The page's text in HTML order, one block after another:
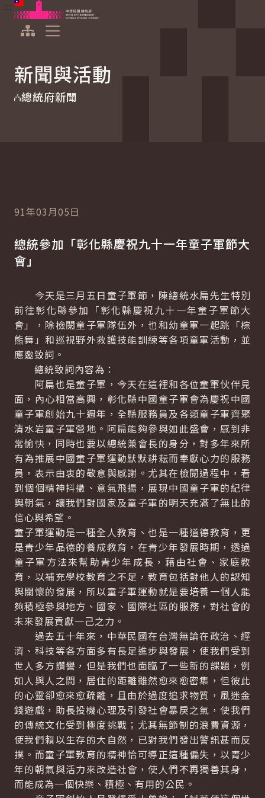
跳到主要內容
中華民國總統府
新聞與活動
總統府新聞
91年03月05日
總統參加「彰化縣慶祝九十一年童子軍節大
會」
今天是三月五日童子軍節，陳總統水扁先生特別
前往彰化縣參加「彰化縣慶祝九十一年童子軍節大
會」，除檢閱童子軍隊伍外，也和幼童軍一起跳「棕
熊舞」和巡視野外救護技能訓練等各項童軍活動，並
應邀致詞。
總統致詞內容為：
阿扁也是童子軍，今天在這裡和各位童軍伙伴見
面，內心相當高興，彰化縣中國童子軍會為慶祝中國
童子軍創始九十週年，全縣服務員及各類童子軍齊聚
清水岩童子軍營地。阿扁能夠參與如此盛會，感到非
常愉快，同時也要以總統兼會長的身分，對多年來所
有為推展中國童子軍運動默默耕耘而奉獻心力的服務
員，表示由衷的敬意與感謝。尤其在檢閱過程中，看
到個個精神抖擻、意氣飛揚，展現中國童子軍的紀律
與朝氣，讓我們對國家及童子軍的明天充滿了無比的
信心與希望。
童子軍運動是一種全人教育、也是一種道德教育，更
是青少年品德的養成教育，在青少年發展時期，透過
童子軍方法來幫助青少年成長，藉由社會、家庭教
育，以補充學校教育之不足，教育包括對他人的認知
與關懷的發展，所以童子軍運動就是要培養一個人能
夠積極參與地方、國家、國際社區的服務，對社會的
未來發展貢獻一己之力。
過去五十年來，中華民國在台灣無論在政治、經
濟、科技等各方面多有長足進步與發展，使我們受到
世人多方讚譽，但是我們也面臨了一些新的課題，例
如人與人之間，居住的距離雖然愈來愈密集，但彼此
的心靈卻愈來愈疏離，且由於過度追求物質，風迷金
錢遊戲，助長投機心理及引發社會暴戾之氣，使我們
的傳統文化受到極度挑戰；尤其無節制的浪費資源，
使我們賴以生存的大自然，已對我們發出警訊甚而反
撲。而童子軍教育的精神恰可導正這種偏失，以青少
年的朝氣與活力來改造社會，使人們不再獨善其身，
而能成為一個快樂、積極、有用的公民。